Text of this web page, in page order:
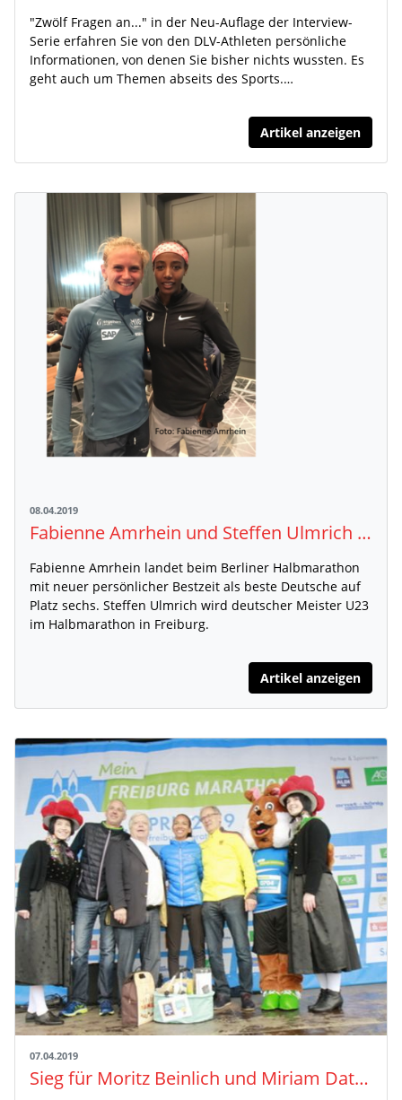
"Zwölf Fragen an..." in der Neu-Auflage der Interview-
Serie erfahren Sie von den DLV-Athleten persönliche
Informationen, von denen Sie bisher nichts wussten. Es
geht auch um Themen abseits des Sports.…
Artikel anzeigen
08.04.2019
Fabienne Amrhein und Steffen Ulmrich (beide MTG Mannheim) überzeugen beim Halbmarathon in Berlin und Freiburg
Fabienne Amrhein landet beim Berliner Halbmarathon
mit neuer persönlicher Bestzeit als beste Deutsche auf
Platz sechs. Steffen Ulmrich wird deutscher Meister U23
im Halbmarathon in Freiburg.
Artikel anzeigen
07.04.2019
Sieg für Moritz Beinlich und Miriam Dattke bei den Deutschen Halbmarathon-Meisterschaften 2019